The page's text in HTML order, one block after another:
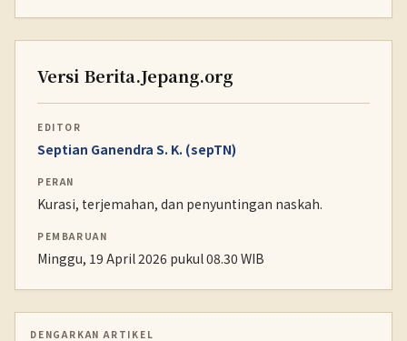
Versi Berita.Jepang.org
EDITOR
Septian Ganendra S. K. (sepTN)
PERAN
Kurasi, terjemahan, dan penyuntingan naskah.
PEMBARUAN
Minggu, 19 April 2026 pukul 08.30 WIB
DENGARKAN ARTIKEL